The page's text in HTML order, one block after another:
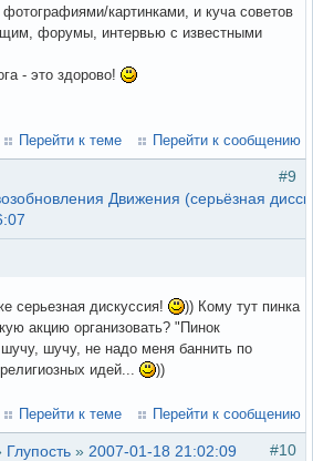
картинками, и куча советов
форумы, интервью с известными
- это здорово!
Перейти к теме Перейти к сообщению
#9
Движения (серьёзная
серьезная дискуссия!
)) Кому тут пинка
акцию организовать? "Пинок
шучу, не надо меня баннить по
идей...
))
Перейти к теме Перейти к сообщению
#10
Глупость » 2007-01-18 21:02:09